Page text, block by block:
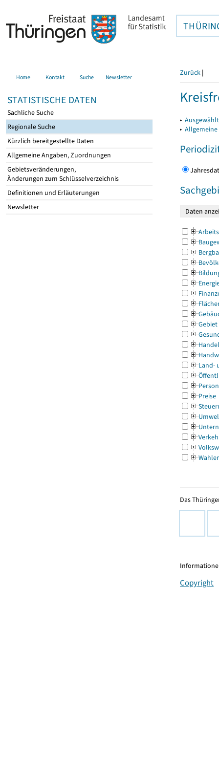
Home Kontakt Suche Newsletter
STATISTISCHE DATEN
Sachliche Suche
Regionale Suche
Kürzlich bereitgestellte Daten
Allgemeine Angaben, Zuordnungen
Gebietsveränderungen,
Änderungen zum Schlüsselverzeichnis
Definitionen und Erläuterungen
Newsletter
Zurück |
▸
▸
Gebiet
Land-
Preise
Das
Copyright